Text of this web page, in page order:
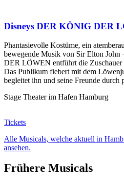
Disneys DER KÖNIG DER
Phantasievolle Kostüme, ein
bewegende Musik von Sir Elton
DER LÖWEN entführt die Zuschauer
Das Publikum fiebert mit dem
begleitet ihn und seine Freunde durch
Stage Theater im Hafen Hamburg
Tickets
Alle Musicals, welche aktuell in
ansehen.
Frühere Musicals